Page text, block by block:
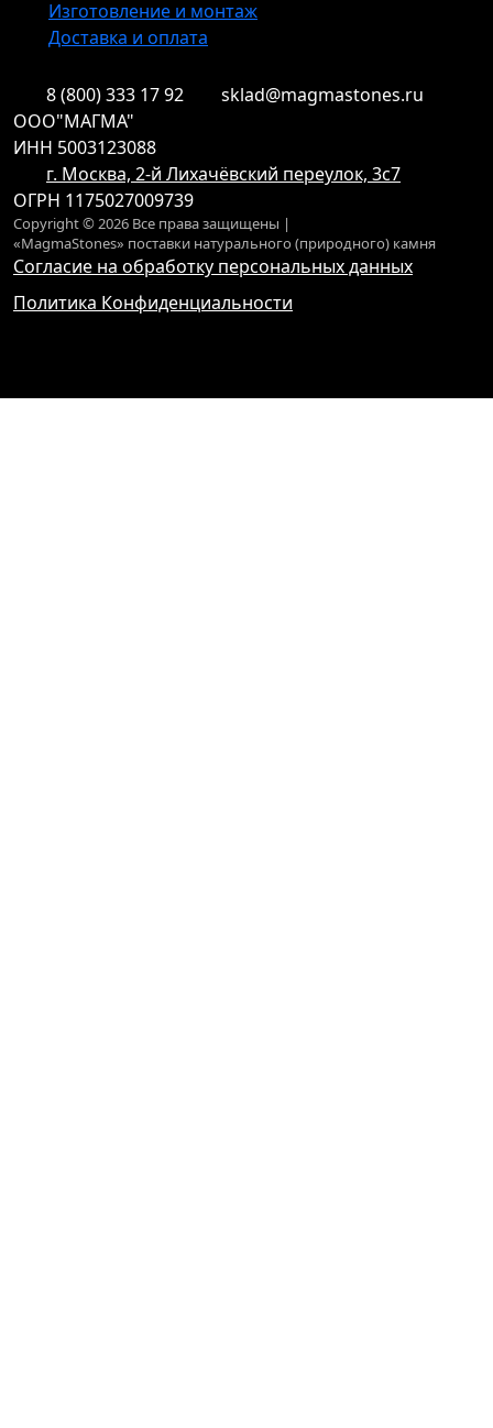
Изготовление и монтаж
Доставка и оплата
8 (800) 333 17 92
sklad@magmastones.ru
ООО"МАГМА"
ИНН 5003123088
г. Москва, 2-й Лихачёвский переулок, 3с7
ОГРН 1175027009739
Copyright © 2026 Все права защищены |
«MagmaStones» поставки натурального (природного) камня
Согласие на обработку персональных данных
Политика Конфиденциальности